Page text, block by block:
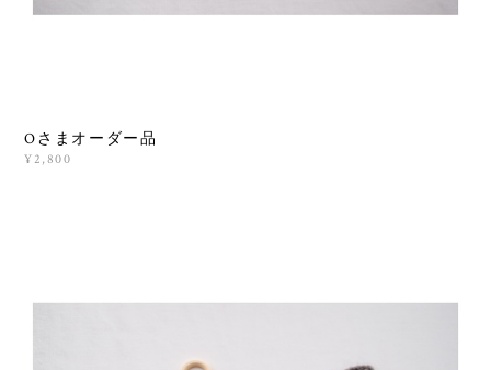
Oさまオーダー品
¥2,800